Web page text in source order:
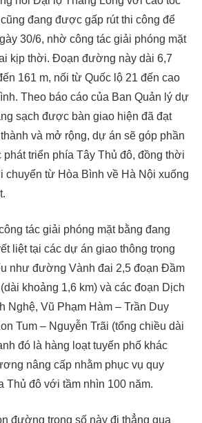
đang được gấp rút thi công để
30/6, nhờ công tác giải phóng mặt
kịp thời. Đoạn đường này dài 6,7
161 m, nối từ Quốc lộ 21 đến cao
Theo báo cáo của Ban Quản lý dự
sạch được bàn giao hiện đã đạt
và mở rộng, dự án sẽ góp phần
phát triển phía Tây Thủ đô, đồng thời
chuyển từ Hòa Bình về Hà Nội xuống
tác giải phóng mặt bằng đang
liệt tại các dự án giao thông trọng
như đường Vành đai 2,5 đoạn Đầm
khoảng 1,6 km) và các đoạn Dịch
Nghệ, Vũ Phạm Hàm – Trần Duy
Tum – Nguyễn Trãi (tổng chiều dài
đó là hàng loạt tuyến phố khác
nâng cấp nhằm phục vụ quy
Thủ đô với tầm nhìn 100 năm.
đường trong số này đi thẳng qua